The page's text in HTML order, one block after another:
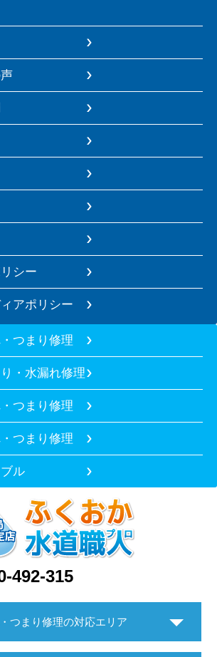
シー
アポリシー
つまり修理
・水漏れ修理
つまり修理
つまり修理
ル
492-315
つまり修理の対応エリア